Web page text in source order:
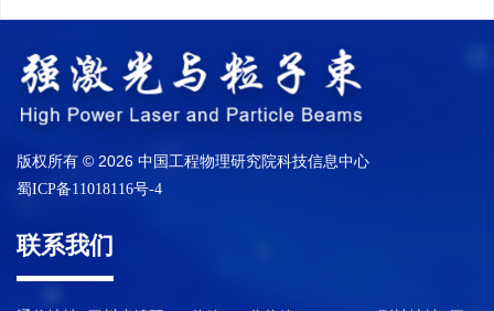
版权所有 © 2026 中国工程物理研究院科技信息中心
蜀ICP备11018116号-4
联系我们